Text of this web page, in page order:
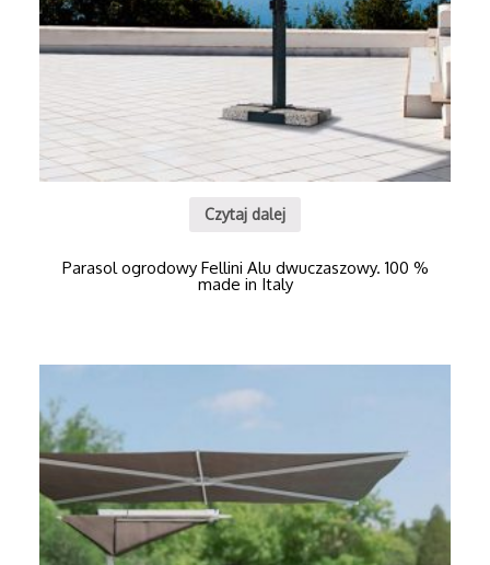
Czytaj dalej
Parasol ogrodowy Fellini Alu dwuczaszowy. 100 %
made in Italy